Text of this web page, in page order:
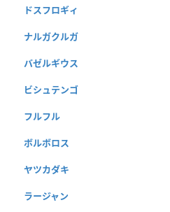
ドスフロギィ
ナルガクルガ
バゼルギウス
ビシュテンゴ
フルフル
ボルボロス
ヤツカダキ
ラージャン